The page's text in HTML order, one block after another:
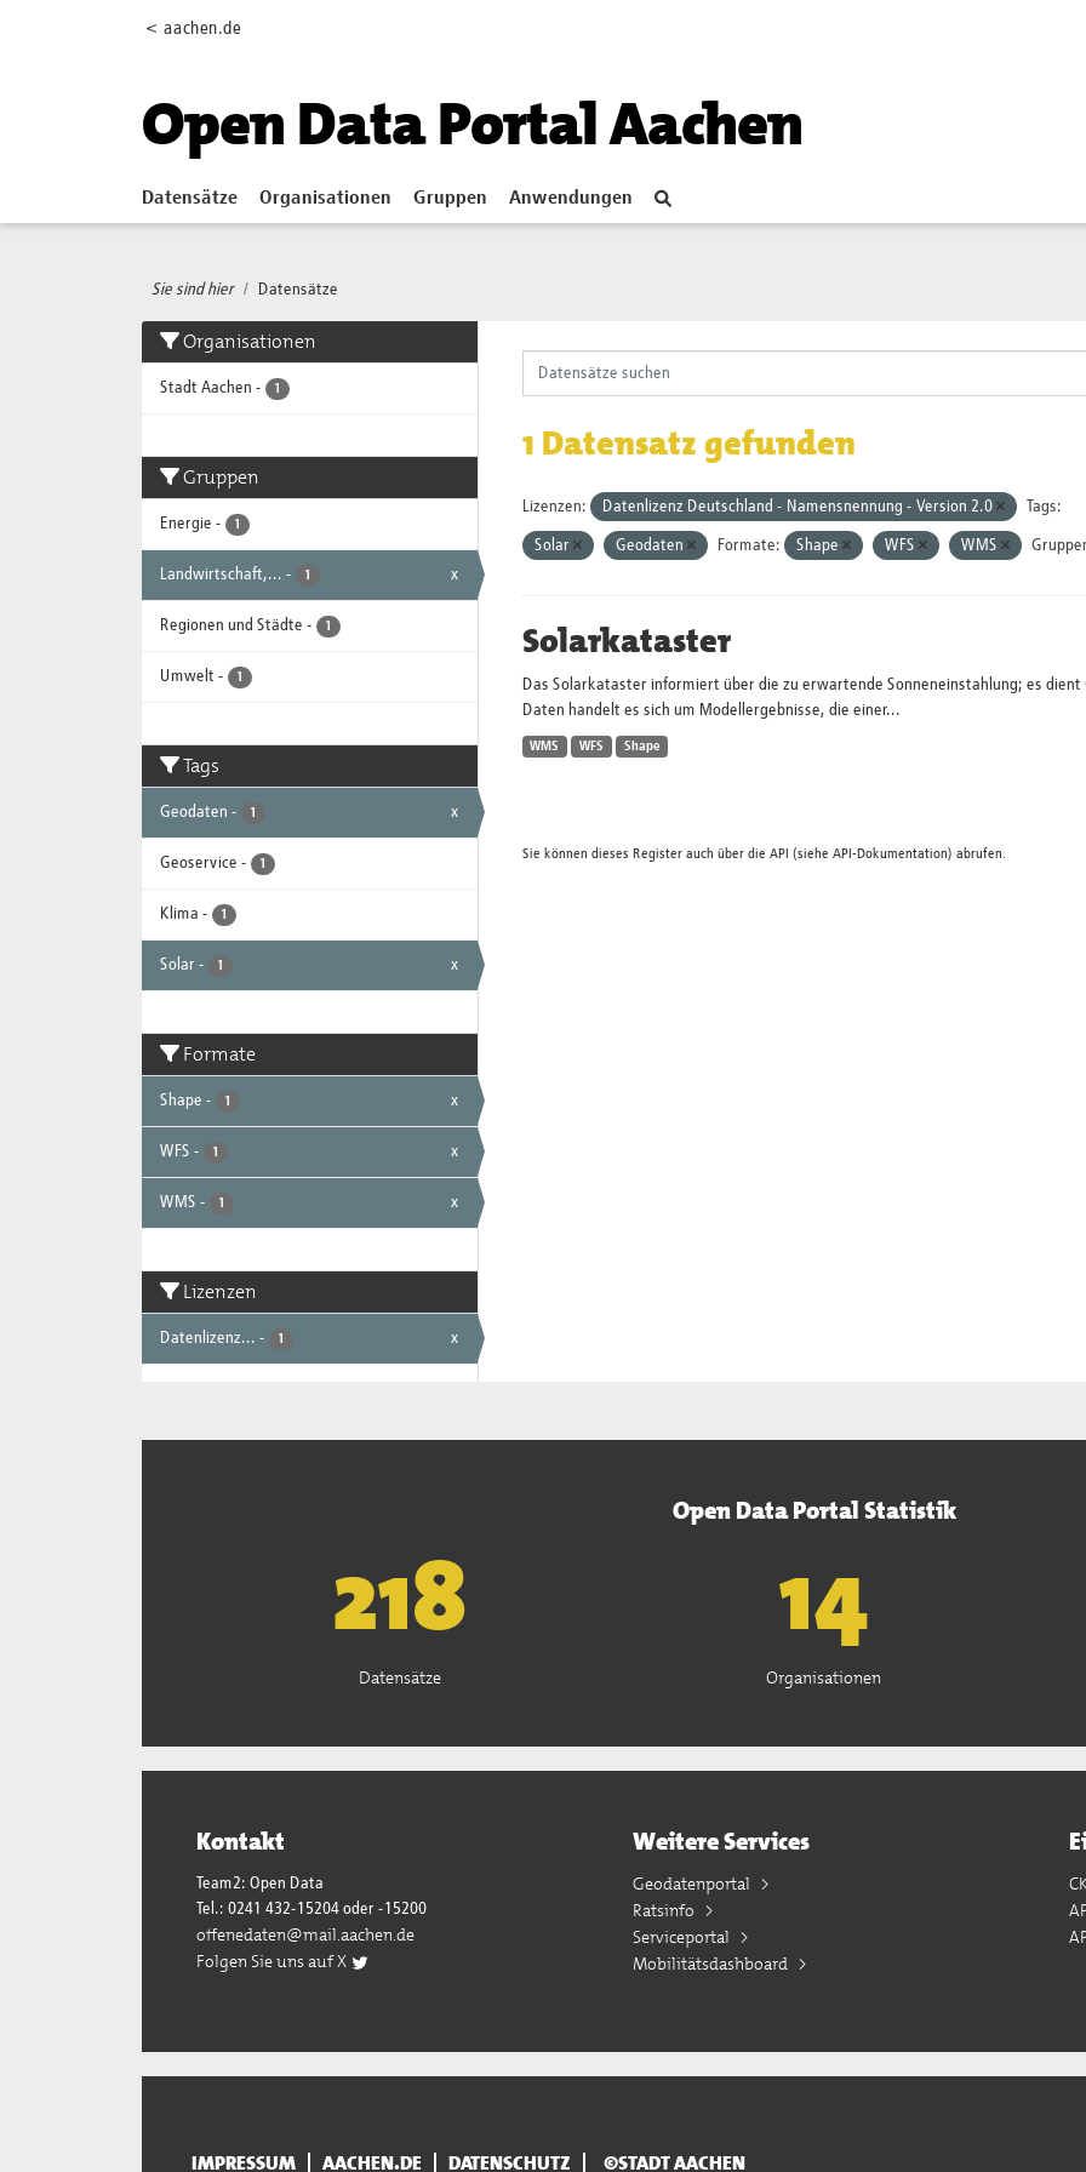
< aachen.de
Open Data Portal Aachen
Datensätze Organisationen Gruppen Anwendungen
Sie sind hier Datensätze
Organisationen
Stadt Aachen - 1
Gruppen
Energie - 1
Landwirtschaft,... - 1 x
Regionen und Städte - 1
Umwelt - 1
Tags
Geodaten - 1 x
Geoservice - 1
Klima - 1
Solar - 1 x
Formate
Shape - 1 x
WFS - 1 x
WMS - 1 x
Lizenzen
Datenlizenz... - 1 x
1 Datensatz gefunden
Lizenzen: Datenlizenz Deutschland - Namensnennung - Version 2.0 Tags:
Solar Geodaten Formate: Shape WFS WMS
Solarkataster
Das Solarkataster informiert über die zu erwartende Sonneneinstahlung; es
Daten handelt es sich um Modellergebnisse, die einer...
WMS WFS Shape
Sie können dieses Register auch über die API (siehe API-Dokumentation) abrufen.
Open Data Portal Statistik
221
Datensätze
15
Organisationen
Kontakt
Team2: Open Data
Tel.: 0241 432-15204 oder -15200
offenedaten@mail.aachen.de
Folgen Sie uns auf X
Weitere Services
Geodatenportal
Ratsinfo
Serviceportal
Mobilitätsdashboard
IMPRESSUM AACHEN.DE DATENSCHUTZ ©STADT AACHEN